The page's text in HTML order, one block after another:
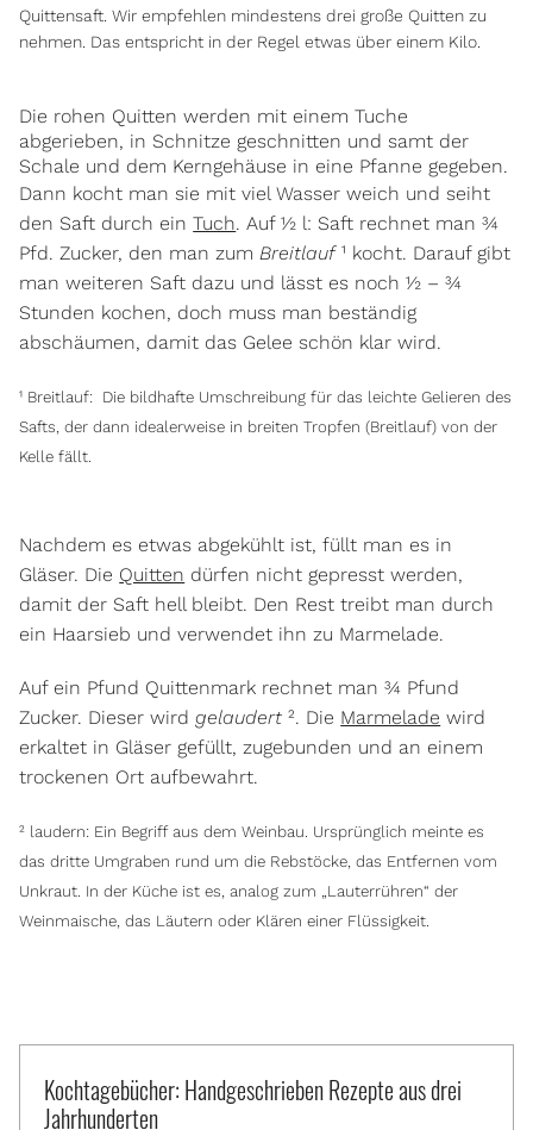
Quittensaft. Wir empfehlen mindestens drei große Quitten zu
nehmen. Das entspricht in der Regel etwas über einem Kilo.
Die rohen Quitten werden mit einem Tuche
abgerieben, in Schnitze geschnitten und samt der
Schale und dem Kerngehäuse in eine Pfanne gegeben.
Dann kocht man sie mit viel Wasser weich und seiht
den Saft durch einTuch. Auf ½ l: Saft rechnet man ¾
Pfd. Zucker, den man zumBreitlauf¹ kocht. Darauf gibt
man weiteren Saft dazu und lässt es noch ½ – ¾
Stunden kochen, doch muss man beständig
abschäumen, damit das Gelee schön klar wird.
¹ Breitlauf: Die bildhafte Umschreibung für das leichte Gelieren des
Safts, der dann idealerweise in breiten Tropfen (Breitlauf) von der
Kelle fällt.
Nachdem es etwas abgekühlt ist, füllt man es in
Gläser. Die Quitten dürfen nicht gepresst werden,
damit der Saft hell bleibt. Den Rest treibt man durch
ein Haarsieb und verwendet ihn zu Marmelade.
Auf ein Pfund Quittenmark rechnet man ¾ Pfund
Zucker. Dieser wirdgelaudert ². Die Marmelade wird
erkaltet in Gläser gefüllt, zugebunden und an einem
trockenen Ort aufbewahrt.
² laudern: Ein Begriff aus dem Weinbau. Ursprünglich meinte es
das dritte Umgraben rund um die Rebstöcke, das Entfernen vom
Unkraut. In der Küche ist es, analog zum „Lauterrühren“ der
Weinmaische, das Läutern oder Klären einer Flüssigkeit.
Kochtagebücher: Handgeschrieben Rezepte aus drei
Jahrhunderten